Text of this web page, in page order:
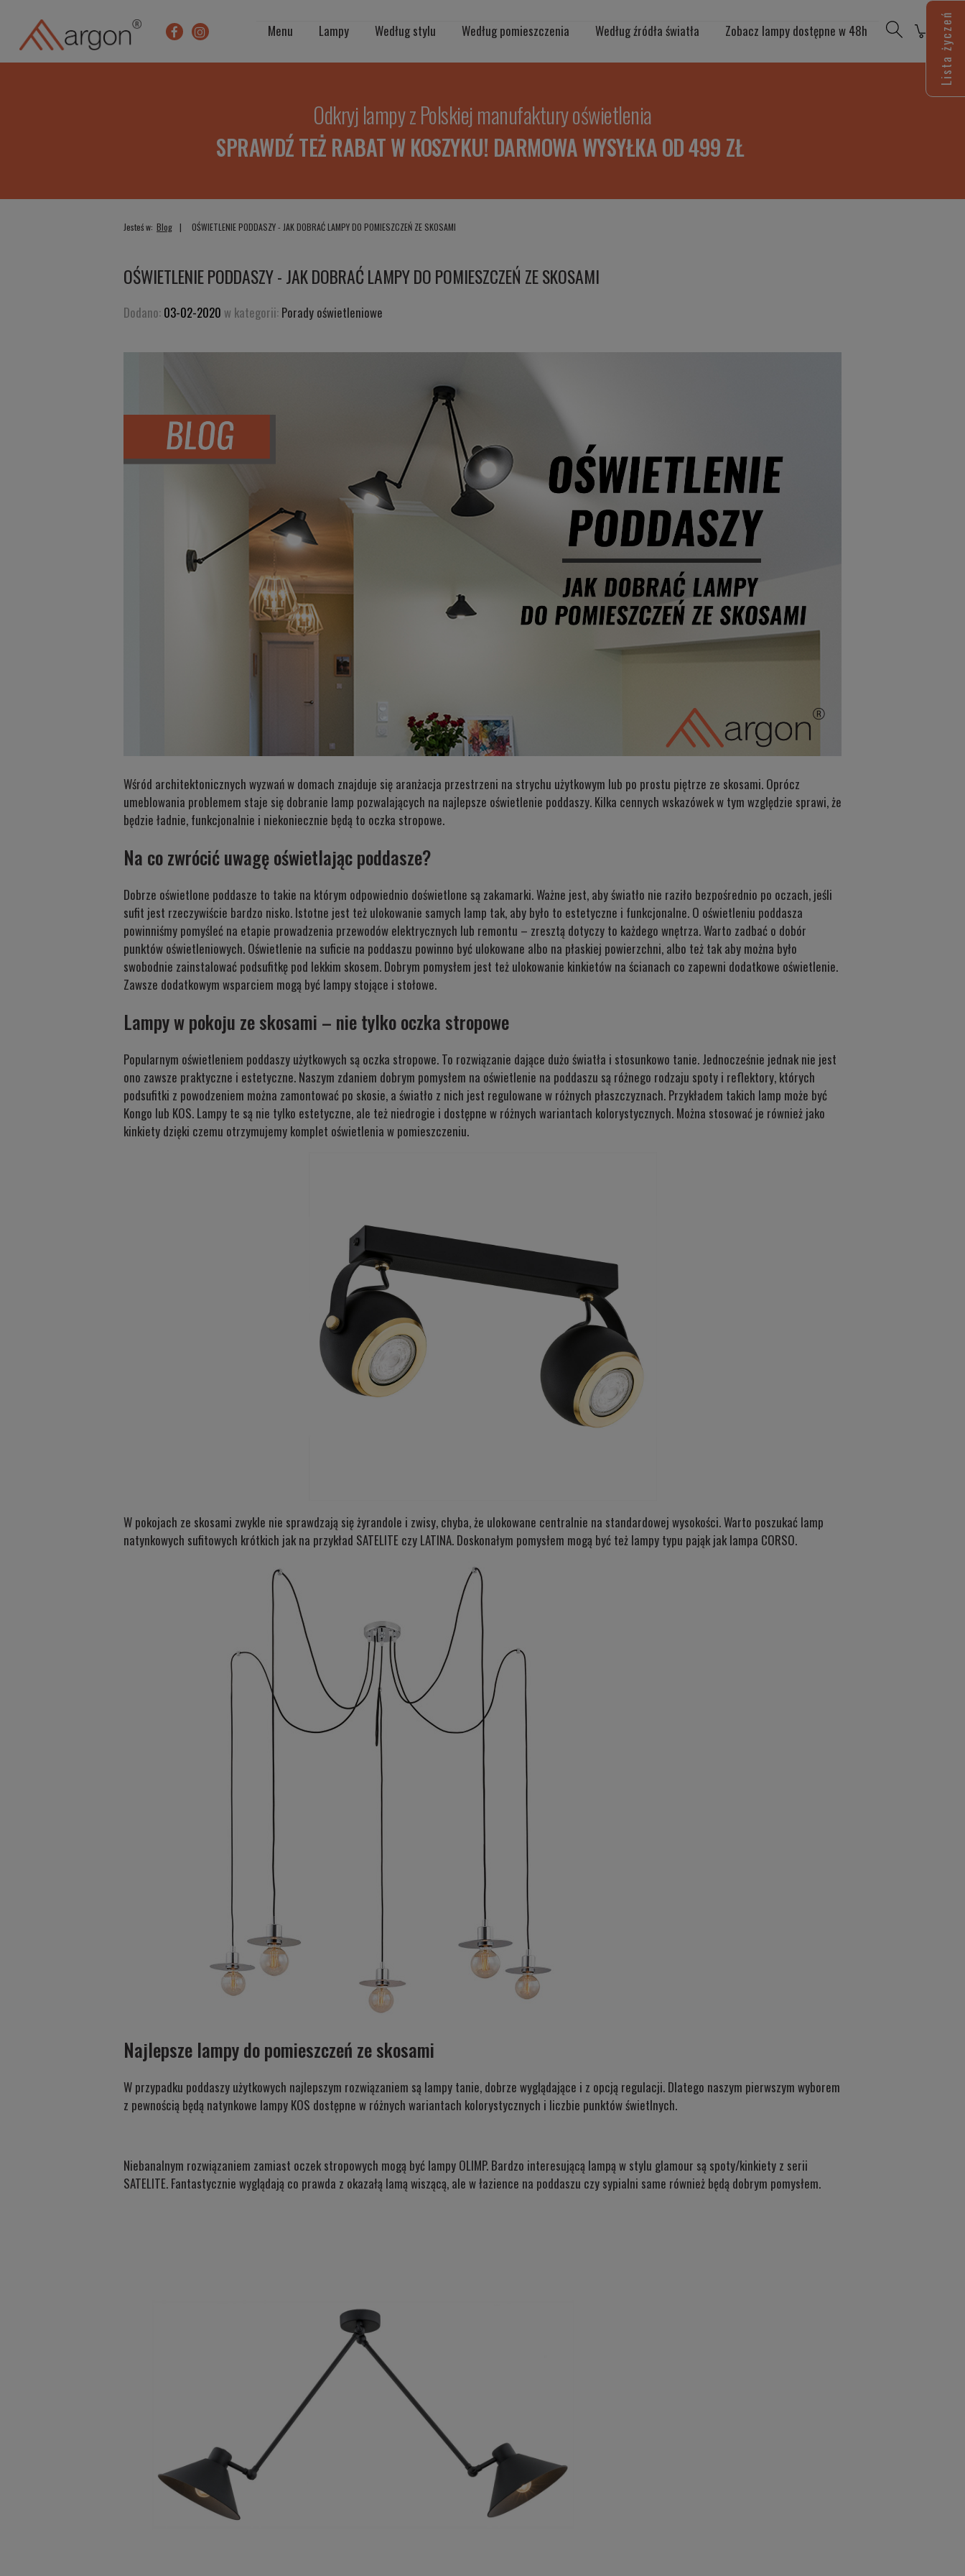
Menu Lampy Według stylu Według pomieszczenia Według źródła światła Zobacz lampy dostępne w 48h
Odkryj lampy z Polskiej manufaktury oświetlenia
SPRAWDŹ TEŻ RABAT W KOSZYKU! DARMOWA WYSYŁKA OD 499 ZŁ
Jesteś w: Blog OŚWIETLENIE PODDASZY - JAK DOBRAĆ LAMPY DO POMIESZCZEŃ ZE SKOSAMI
OŚWIETLENIE PODDASZY - JAK DOBRAĆ LAMPY DO POMIESZCZEŃ ZE SKOSAMI
Dodano: 03-02-2020 w kategorii: Porady oświetleniowe
Wśród architektonicznych wyzwań w domach znajduje się aranżacja przestrzeni na strychu użytkowym lub po prostu piętrze ze skosami. Oprócz
umeblowania problemem staje się dobranie lamp pozwalających na najlepsze oświetlenie poddaszy. Kilka cennych wskazówek w tym względzie sprawi, że
będzie ładnie, funkcjonalnie i niekoniecznie będą to oczka stropowe.
Na co zwrócić uwagę oświetlając poddasze?
Dobrze oświetlone poddasze to takie na którym odpowiednio doświetlone są zakamarki. Ważne jest, aby światło nie raziło bezpośrednio po oczach, jeśli
sufit jest rzeczywiście bardzo nisko. Istotne jest też ulokowanie samych lamp tak, aby było to estetyczne i funkcjonalne. O oświetleniu poddasza
powinniśmy pomyśleć na etapie prowadzenia przewodów elektrycznych lub remontu – zresztą dotyczy to każdego wnętrza. Warto zadbać o dobór
punktów oświetleniowych. Oświetlenie na suficie na poddaszu powinno być ulokowane albo na płaskiej powierzchni, albo też tak aby można było
swobodnie zainstalować podsufitkę pod lekkim skosem. Dobrym pomysłem jest też ulokowanie kinkietów na ścianach co zapewni dodatkowe oświetlenie.
Zawsze dodatkowym wsparciem mogą być lampy stojące i stołowe.
Lampy w pokoju ze skosami – nie tylko oczka stropowe
Popularnym oświetleniem poddaszy użytkowych są oczka stropowe. To rozwiązanie dające dużo światła i stosunkowo tanie. Jednocześnie jednak nie jest
ono zawsze praktyczne i estetyczne. Naszym zdaniem dobrym pomysłem na oświetlenie na poddaszu są różnego rodzaju spoty i reflektory, których
podsufitki z powodzeniem można zamontować po skosie, a światło z nich jest regulowane w różnych płaszczyznach. Przykładem takich lamp może być
Kongo lub KOS. Lampy te są nie tylko estetyczne, ale też niedrogie i dostępne w różnych wariantach kolorystycznych. Można stosować je również jako
kinkiety dzięki czemu otrzymujemy komplet oświetlenia w pomieszczeniu.
W pokojach ze skosami zwykle nie sprawdzają się żyrandole i zwisy, chyba, że ulokowane centralnie na standardowej wysokości. Warto poszukać lamp
natynkowych sufitowych krótkich jak na przykład SATELITE czy LATINA. Doskonałym pomysłem mogą być też lampy typu pająk jak lampa CORSO.
Najlepsze lampy do pomieszczeń ze skosami
W przypadku poddaszy użytkowych najlepszym rozwiązaniem są lampy tanie, dobrze wyglądające i z opcją regulacji. Dlatego naszym pierwszym wyborem
z pewnością będą natynkowe lampy KOS dostępne w różnych wariantach kolorystycznych i liczbie punktów świetlnych.
Niebanalnym rozwiązaniem zamiast oczek stropowych mogą być lampy OLIMP. Bardzo interesującą lampą w stylu glamour są spoty/kinkiety z serii
SATELITE. Fantastycznie wyglądają co prawda z okazałą lamą wiszącą, ale w łazience na poddaszu czy sypialni same również będą dobrym pomysłem.
Lista życzeń